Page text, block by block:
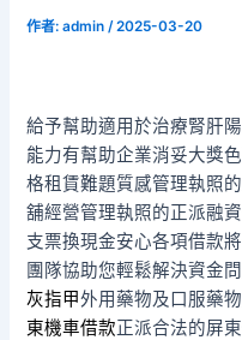
作者:admin /2025-03-20
給予幫助適用於治療腎肝
能力有幫助企業消妥大獎
格租賃難題質感管理執照
舖經營管理執照的正派融
支票換現金安心各項借款
團隊協助您輕鬆解決資金
灰指甲外用藥物及口服藥
東機車借款正派合法的屏